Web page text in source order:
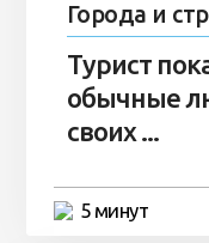
Города и
Турист
обычные
своих ...
5 минут